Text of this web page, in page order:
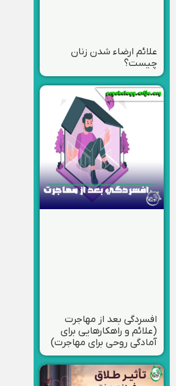
علائم ارضاء شدن زنان
چیست؟
افسردگی بعد از مهاجرت
(علائم و راهکارهایی برای
آمادگی روحی برای مهاجرت)